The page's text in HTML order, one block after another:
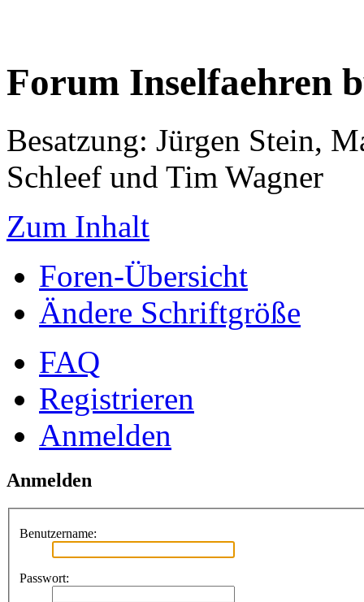
Forum Inselfaehren
Besatzung: Jürgen Stein,
Schleef und Tim Wagner
Zum Inhalt
Foren-Übersicht
Ändere Schriftgröße
FAQ
Registrieren
Anmelden
Anmelden
Benutzername:
Passwort: